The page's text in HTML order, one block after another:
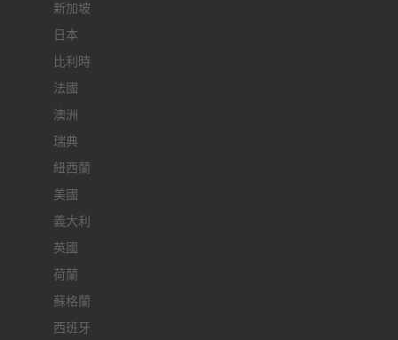
新加坡
日本
比利時
法國
澳洲
瑞典
紐西蘭
美國
義大利
英國
荷蘭
蘇格蘭
西班牙